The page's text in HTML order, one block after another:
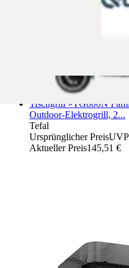
Tischgrill »TG800N
Outdoor-Elektrogrill, 2...
Tefal
Ursprünglicher Preis
Aktueller Preis145,51 €